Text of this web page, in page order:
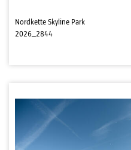
Nordkette Skyline Park
2026_2844